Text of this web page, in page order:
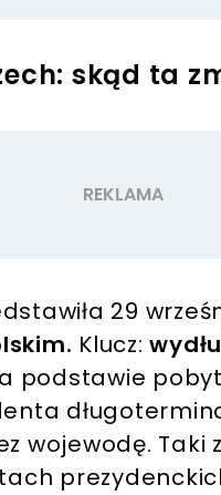
skąd ta
29
Klucz:
podstawie
wojewodę.